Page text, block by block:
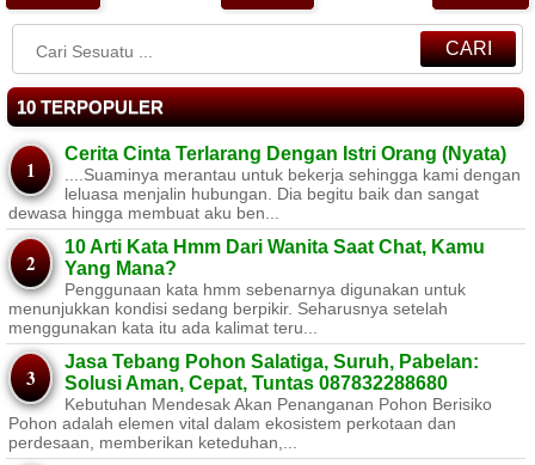
CARI
10 TERPOPULER
Cerita Cinta Terlarang Dengan Istri Orang (Nyata)
....Suaminya merantau untuk bekerja sehingga kami dengan
leluasa menjalin hubungan. Dia begitu baik dan sangat
dewasa hingga membuat aku ben...
10 Arti Kata Hmm Dari Wanita Saat Chat, Kamu
Yang Mana?
Penggunaan kata hmm sebenarnya digunakan untuk
menunjukkan kondisi sedang berpikir. Seharusnya setelah
menggunakan kata itu ada kalimat teru...
Jasa Tebang Pohon Salatiga, Suruh, Pabelan:
Solusi Aman, Cepat, Tuntas 087832288680
Kebutuhan Mendesak Akan Penanganan Pohon Berisiko ​
Pohon adalah elemen vital dalam ekosistem perkotaan dan
perdesaan, memberikan keteduhan,...